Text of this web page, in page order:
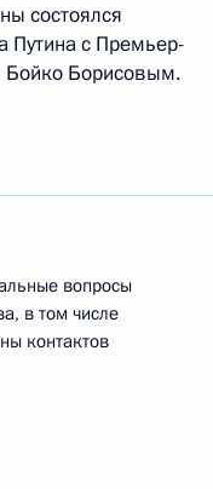
состоялся
Путина с Премьер-
Бойко Борисовым.
вопросы
в том числе
контактов